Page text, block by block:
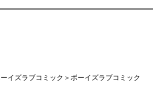
イズラブコミック＞ボーイズラブコミック